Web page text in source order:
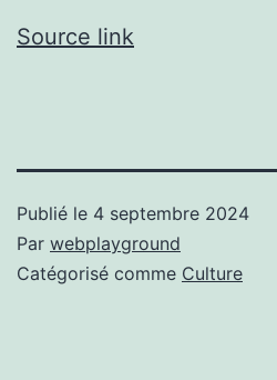
Source link
Publié le 4 septembre 2024
Par webplayground
Catégorisé comme Culture